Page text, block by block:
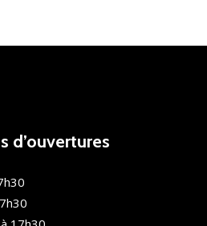
d’ouvertures